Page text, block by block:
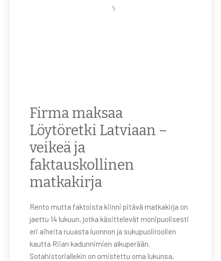
Firma maksaa
Löytöretki Latviaan –
veikeä ja
faktauskollinen
matkakirja
Rento mutta faktoista kiinni pitävä matkakirja on
jaettu 14 lukuun, jotka käsittelevät monipuolisesti
eri aiheita ruuasta luonnon ja sukupuoliroolien
kautta Riian kadunnimien alkuperään.
Sotahistoriallekin on omistettu oma lukunsa,